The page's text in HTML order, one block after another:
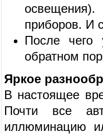
освещения).
приборов. И
После
обратном
Яркое
В настоящее
Почти все
иллюминацию